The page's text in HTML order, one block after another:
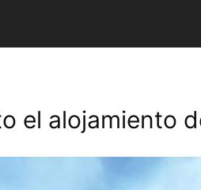
el alojamiento